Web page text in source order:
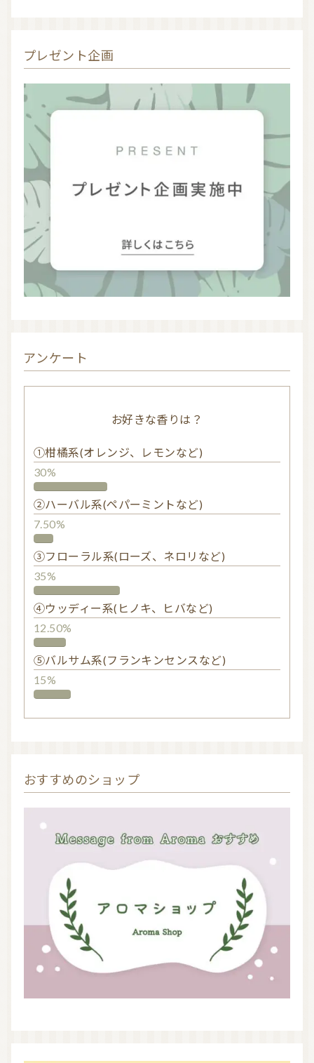
アロマ教室（ワークショップ）
全ての商品
お問い合わせ
利用規約
プライバシーポリシー
プレゼント企画
アンケート
お好きな香りは？
①柑橘系(オレンジ、レモンなど)
30%
②ハーバル系(ペパーミントなど)
7.50%
③フローラル系(ローズ、ネロリなど)
35%
④ウッディー系(ヒノキ、ヒバなど)
12.50%
⑤バルサム系(フランキンセンスなど)
15%
おすすめのショップ